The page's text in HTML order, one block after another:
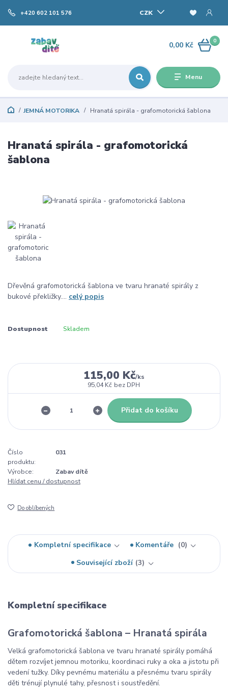
Menu
CZK
+420 602 101 576
0
0,00 Kč
JEMNÁ MOTORIKA Hranatá spirála - grafomotorická šablona
Hranatá spirála - grafomotorická
šablona
Dřevěná grafomotorická šablona ve tvaru hranaté spirály z
bukové překližky.... celý popis
Dostupnost Skladem
115,00 Kč/ks
95,04 Kč bez DPH
Přidat do košíku
Číslo
produktu:
031
Výrobce:
Zabav dítě
Hlídat cenu / dostupnost
Do oblíbených
Kompletní specifikace Komentáře
0
Související zboží 3
Kompletní specifikace
Grafomotorická šablona – Hranatá spirála
Velká grafomotorická šablona ve tvaru hranaté spirály pomáhá
dětem rozvíjet jemnou motoriku, koordinaci ruky a oka a jistotu při
vedení tužky. Díky pevnému materiálu a přesnému tvaru spirály
děti trénují plynulé tahy, přesnost i soustředění.